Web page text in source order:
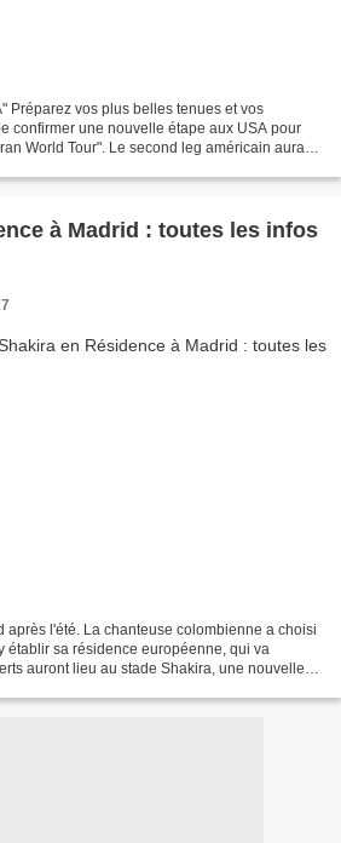
Préparez vos plus belles tenues et vos
confirmer une nouvelle étape aux USA pour
World Tour". Le second leg américain aura
à Madrid : toutes les infos
après l'été. La chanteuse colombienne a choisi
établir sa résidence européenne, qui va
auront lieu au stade Shakira, une nouvelle